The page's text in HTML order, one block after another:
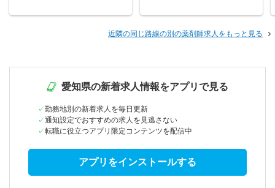
近隣の同じ路線の別の薬剤師求人をもっと見る
愛知県の新着求人情報をアプリで見る
勤務地別の新着求人を毎日更新
通知設定でおすすめの求人を見逃さない
転職に役立つアプリ限定コンテンツを配信中
アプリをインストールする